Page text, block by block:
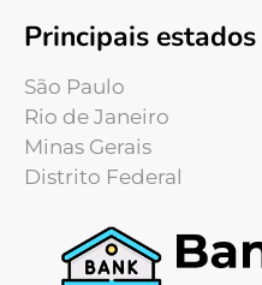
Principais estados
São Paulo
Rio de Janeiro
Minas Gerais
Distrito Federal